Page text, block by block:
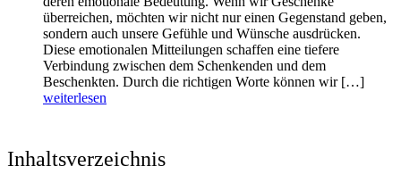
überreichen, möchten wir nicht nur einen Gegenstand geben,
sondern auch unsere Gefühle und Wünsche ausdrücken.
Diese emotionalen Mitteilungen schaffen eine tiefere
Verbindung zwischen dem Schenkenden und dem
Beschenkten. Durch die richtigen Worte können wir […]
weiterlesen
Inhaltsverzeichnis